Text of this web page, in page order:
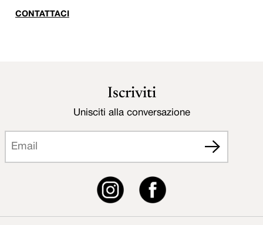
CONTATTACI
Iscriviti
Unisciti alla conversazione